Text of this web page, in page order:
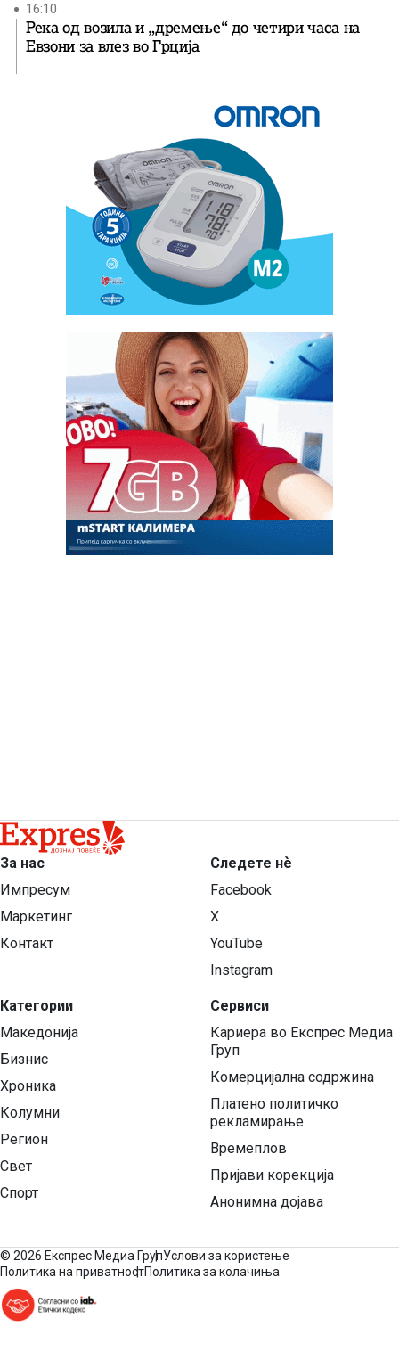
16:10
Река од возила и „дремење“ до четири часа на
Евзони за влез во Грција
За нас
Импресум
Маркетинг
Контакт
Категории
Македонија
Бизнис
Хроника
Колумни
Регион
Свет
Спорт
Следете нѐ
Facebook
X
YouTube
Instagram
Сервиси
Кариера во Експрес Медиа
Груп
Комерцијална содржина
Платено политичко
рекламирање
Времеплов
Пријави корекција
Анонимна дојава
© 2026 Експрес Медиа ГрупУслови за користење
Политика на приватностПолитика за колачиња